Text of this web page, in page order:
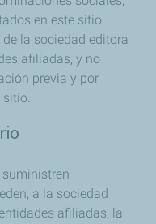
en este sitio
la sociedad editora
afiliadas, y no
previa y por
sitio.
a la sociedad
afiliadas, la